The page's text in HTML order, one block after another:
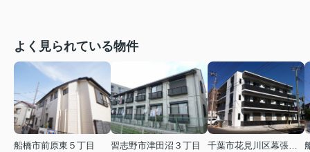
よく見られている物件
船橋市前原東５丁目
習志野市津田沼３丁目
千葉市花見川区幕張本郷６丁目